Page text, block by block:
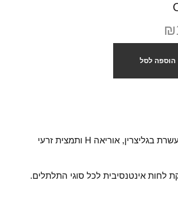
₪
הוספה לסל
פורמולה ייחודית המועשרת בגליצרין, אוריאה H ותמצית זרעי
לחות אינטנסיבית לכל סוגי התלתלים.